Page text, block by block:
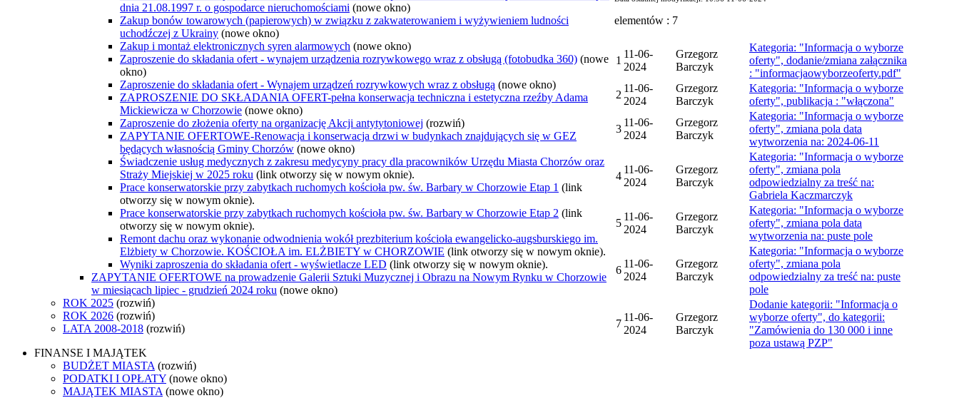
dnia 21.08.1997 r. o gospodarce nieruchomościami (nowe okno)
Zakup bonów towarowych (papierowych) w związku z zakwaterowaniem i wyżywieniem ludności
uchodźczej z Ukrainy (nowe okno)
Zakup i montaż elektronicznych syren alarmowych (nowe okno)
Zaproszenie do składania ofert - wynajem urządzenia rozrywkowego wraz z obsługą (fotobudka 360) (nowe
okno)
Zaproszenie do składania ofert - Wynajem urządzeń rozrywkowych wraz z obsługą (nowe okno)
ZAPROSZENIE DO SKŁADANIA OFERT-pełna konserwacja techniczna i estetyczna rzeźby Adama
Mickiewicza w Chorzowie (nowe okno)
Zaproszenie do złożenia oferty na organizację Akcji antytytoniowej (rozwiń)
ZAPYTANIE OFERTOWE-Renowacja i konserwacja drzwi w budynkach znajdujących się w GEZ
będących własnością Gminy Chorzów (nowe okno)
Świadczenie usług medycznych z zakresu medycyny pracy dla pracowników Urzędu Miasta Chorzów oraz
Straży Miejskiej w 2025 roku (link otworzy się w nowym oknie).
Prace konserwatorskie przy zabytkach ruchomych kościoła pw. św. Barbary w Chorzowie Etap 1 (link
otworzy się w nowym oknie).
Prace konserwatorskie przy zabytkach ruchomych kościoła pw. św. Barbary w Chorzowie Etap 2 (link
otworzy się w nowym oknie).
Remont dachu oraz wykonanie odwodnienia wokół prezbiterium kościoła ewangelicko-augsburskiego im.
Elżbiety w Chorzowie. KOŚCIOŁA im. ELŻBIETY w CHORZOWIE (link otworzy się w nowym oknie).
Wyniki zaproszenia do składania ofert - wyświetlacze LED (link otworzy się w nowym oknie).
ZAPYTANIE OFERTOWE na prowadzenie Galerii Sztuki Muzycznej i Obrazu na Nowym Rynku w Chorzowie
w miesiącach lipiec - grudzień 2024 roku (nowe okno)
ROK 2025 (rozwiń)
ROK 2026 (rozwiń)
LATA 2008-2018 (rozwiń)
FINANSE I MAJĄTEK
BUDŻET MIASTA (rozwiń)
PODATKI I OPŁATY (nowe okno)
MAJĄTEK MIASTA (nowe okno)
elementów : 7
1
11-06-
2024
Grzegorz
Barczyk
Kategoria: "Informacja o wyborze
oferty", dodanie/zmiana załącznika
: "informacjaowyborzeoferty.pdf"
2
11-06-
2024
Grzegorz
Barczyk
Kategoria: "Informacja o wyborze
oferty", publikacja : "włączona"
3
11-06-
2024
Grzegorz
Barczyk
Kategoria: "Informacja o wyborze
oferty", zmiana pola data
wytworzenia na: 2024-06-11
4
11-06-
2024
Grzegorz
Barczyk
Kategoria: "Informacja o wyborze
oferty", zmiana pola
odpowiedzialny za treść na:
Gabriela Kaczmarczyk
5
11-06-
2024
Grzegorz
Barczyk
Kategoria: "Informacja o wyborze
oferty", zmiana pola data
wytworzenia na: puste pole
6
11-06-
2024
Grzegorz
Barczyk
Kategoria: "Informacja o wyborze
oferty", zmiana pola
odpowiedzialny za treść na: puste
pole
7
11-06-
2024
Grzegorz
Barczyk
Dodanie kategorii: "Informacja o
wyborze oferty", do kategorii:
"Zamówienia do 130 000 i inne
poza ustawą PZP"